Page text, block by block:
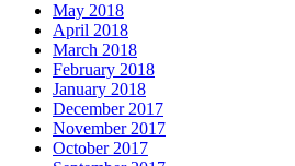
May 2018
April 2018
March 2018
February 2018
January 2018
December 2017
November 2017
October 2017